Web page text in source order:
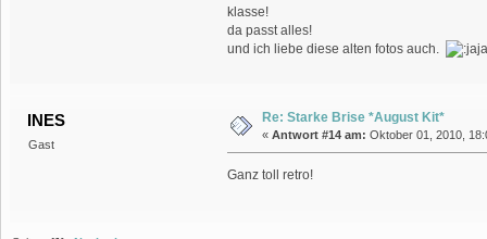
klasse!
da passt alles!
und ich liebe diese alten fotos auch.
INES
Gast
Re: Starke Brise *August Kit*
« Antwort #14 am: Oktober 01, 2010,
Ganz toll retro!